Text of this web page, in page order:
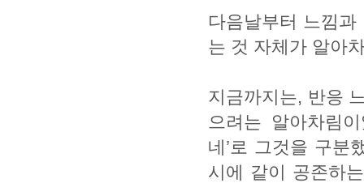
다음날부터 느낌과
는 것 자체가 알아
지금까지는, 반응
으려는 알아차림
네’로 그것을 구분
시에 같이 공존하